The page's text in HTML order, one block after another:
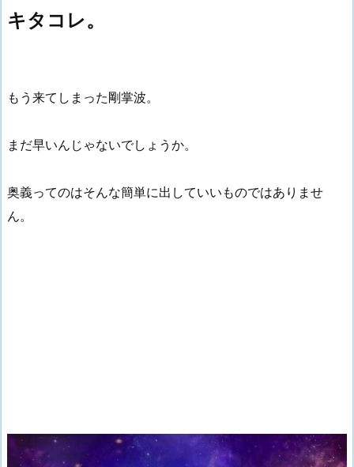
キタコレ。
もう来てしまった剛掌波。
まだ早いんじゃないでしょうか。
奥義ってのはそんな簡単に出していいものではありませ
ん。